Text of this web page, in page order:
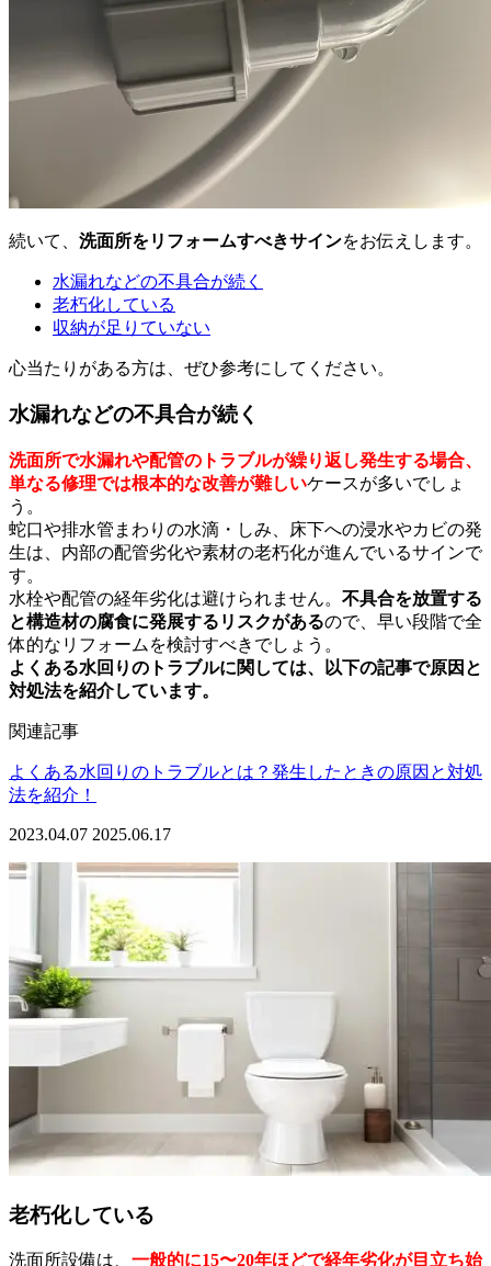
続いて、 洗面所をリフォームすべきサインをお伝えします。
水漏れなどの不具合が続く
老朽化している
収納が足りていない
心当たりがある方は、ぜひ参考にしてください。
水漏れなどの不具合が続く
洗面所で水漏れや配管のトラブルが繰り返し発生する場合、
単なる修理では根本的な改善が難しいケースが多いでしょ
う。
蛇口や排水管まわりの水滴・しみ、床下への浸水やカビの発
生は、内部の配管劣化や素材の老朽化が進んでいるサインで
す。
水栓や配管の経年劣化は避けられません。 不具合を放置する
と構造材の腐食に発展するリスクがあるので、早い段階で全
体的なリフォームを検討すべきでしょう。
よくある水回りのトラブルに関しては、以下の記事で原因と
対処法を紹介しています。
関連記事
よくある水回りのトラブルとは？発生したときの原因と対処
法を紹介！
2023.04.07 2025.06.17
老朽化している
洗面所設備は、 一般的に15〜20年ほどで経年劣化が目立ち始